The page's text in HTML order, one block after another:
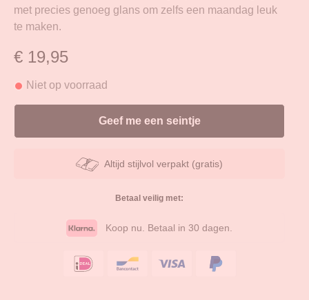
met precies genoeg glans om zelfs een maandag leuk
te maken.
€ 19,95
Niet op voorraad
Altijd stijlvol verpakt (gratis)
Betaal veilig met:
Koop nu. Betaal in 30 dagen.